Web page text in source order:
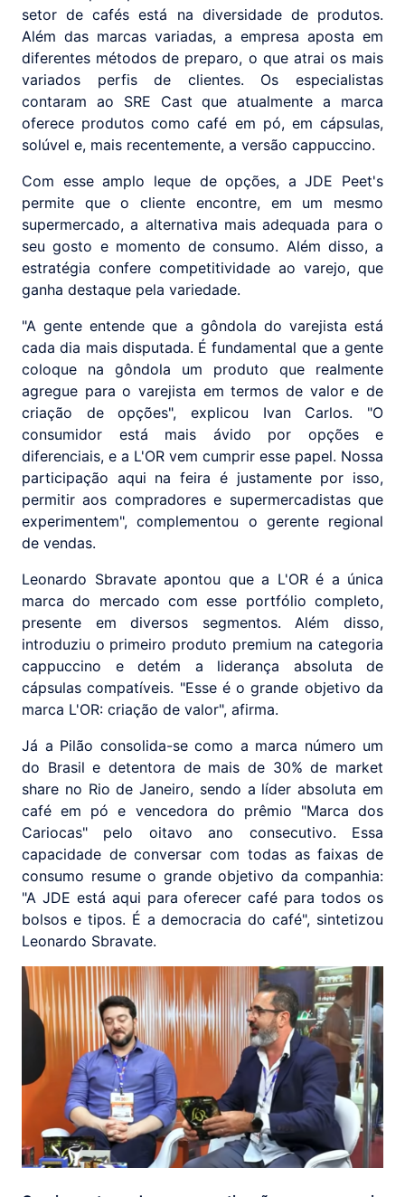
setor de cafés está na diversidade de produtos.
Além das marcas variadas, a empresa aposta em
diferentes métodos de preparo, o que atrai os mais
variados perfis de clientes. Os especialistas
contaram ao SRE Cast que atualmente a marca
oferece produtos como café em pó, em cápsulas,
solúvel e, mais recentemente, a versão cappuccino.
Com esse amplo leque de opções, a JDE Peet's
permite que o cliente encontre, em um mesmo
supermercado, a alternativa mais adequada para o
seu gosto e momento de consumo. Além disso, a
estratégia confere competitividade ao varejo, que
ganha destaque pela variedade.
"A gente entende que a gôndola do varejista está
cada dia mais disputada. É fundamental que a gente
coloque na gôndola um produto que realmente
agregue para o varejista em termos de valor e de
criação de opções", explicou Ivan Carlos. "O
consumidor está mais ávido por opções e
diferenciais, e a L'OR vem cumprir esse papel. Nossa
participação aqui na feira é justamente por isso,
permitir aos compradores e supermercadistas que
experimentem", complementou o gerente regional
de vendas.
Leonardo Sbravate apontou que a L'OR é a única
marca do mercado com esse portfólio completo,
presente em diversos segmentos. Além disso,
introduziu o primeiro produto premium na categoria
cappuccino e detém a liderança absoluta de
cápsulas compatíveis. "Esse é o grande objetivo da
marca L'OR: criação de valor", afirma.
Já a Pilão consolida-se como a marca número um
do Brasil e detentora de mais de 30% de market
share no Rio de Janeiro, sendo a líder absoluta em
café em pó e vencedora do prêmio "Marca dos
Cariocas" pelo oitavo ano consecutivo. Essa
capacidade de conversar com todas as faixas de
consumo resume o grande objetivo da companhia:
"A JDE está aqui para oferecer café para todos os
bolsos e tipos. É a democracia do café", sintetizou
Leonardo Sbravate.